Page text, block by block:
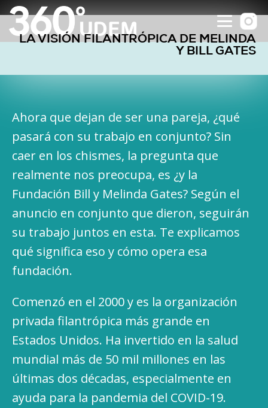
LA VISIÓN FILANTRÓPICA DE MELINDA
Y BILL GATES
Ahora que dejan de ser una pareja, ¿qué
pasará con su trabajo en conjunto? Sin
caer en los chismes, la pregunta que
realmente nos preocupa, es ¿y la
Fundación Bill y Melinda Gates? Según el
anuncio en conjunto que dieron, seguirán
su trabajo juntos en esta. Te explicamos
qué significa eso y cómo opera esa
fundación.
Comenzó en el 2000 y es la organización
privada filantrópica más grande en
Estados Unidos. Ha invertido en la salud
mundial más de 50 mil millones en las
últimas dos décadas, especialmente en
ayuda para la pandemia del COVID-19.